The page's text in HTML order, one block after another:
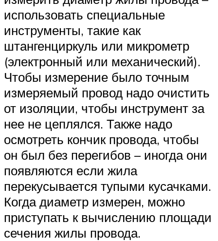
использовать специальные
инструменты, такие как
штангенциркуль или микрометр
(электронный или механический).
Чтобы измерение было точным
измеряемый провод надо очистить
от изоляции, чтобы инструмент за
нее не цеплялся. Также надо
осмотреть кончик провода, чтобы
он был без перегибов – иногда они
появляются если жила
перекусывается тупыми кусачками.
Когда диаметр измерен, можно
приступать к вычислению площади
сечения жилы провода.